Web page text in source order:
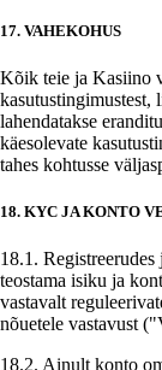
17. VAHEKOHUS
Kõik teie ja Kasiino
kasutustingimustest,
lahendatakse
käesolevate
tahes kohtusse
18. KYC JA KONTO
18.1.
teostama isiku ja
vastavalt
nõuetele vastavust
18.2. Ainult konto